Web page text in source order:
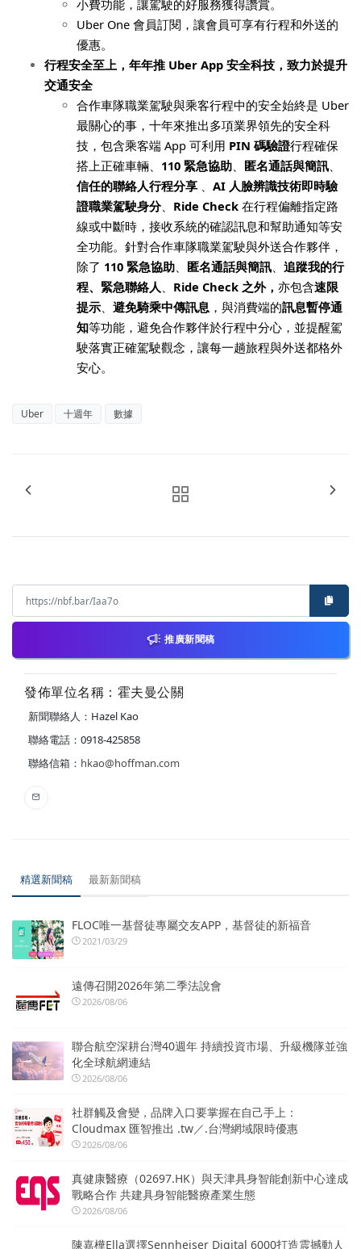
小費功能，讓駕駛的好服務獲得讚賞。
Uber One 會員訂閱，讓會員可享有行程和外送的
優惠。
行程安全至上，年年推 Uber App 安全科技，致力於提升
交通安全
合作車隊職業駕駛與乘客行程中的安全始終是 Uber
最關心的事，十年來推出多項業界領先的安全科
技，包含乘客端 App 可利用 PIN 碼驗證行程確保
搭上正確車輛、 110 緊急協助 匿名通話與簡訊
信任的聯絡人行程分享
AI 人臉辨識技術即時驗
證職業駕駛身分
Ride Check 在行程偏離指定路
線或中斷時，接收系統的確認訊息和幫助通知等安
全功能。針對合作車隊職業駕駛與外送合作夥伴，
除了 110 緊急協助 匿名通話與簡訊
追蹤我的行
程、緊急聯絡人
Ride Check 之外， 亦包含速限
提示
避免騎乘中傳訊息 ，與消費端的訊息暫停通
知等功能，避免合作夥伴於行程中分心，並提醒駕
駛落實正確駕駛觀念，讓每一趟旅程與外送都格外
安心。
Uber 十週年 數據
推廣新聞稿
發佈單位名稱：霍夫曼公關
新聞聯絡人：Hazel Kao
聯絡電話：0918-425858
聯絡信箱： hkao@hoffman.com
精選新聞稿 最新新聞稿
FLOC唯一基督徒專屬交友APP，基督徒的新福音
2021/03/29
遠傳召開2026年第二季法說會
2026/08/06
聯合航空深耕台灣40週年 持續投資市場、升級機隊並強
化全球航網連結
2026/08/06
社群觸及會變，品牌入口要掌握在自己手上：
Cloudmax 匯智推出 .tw／.台灣網域限時優惠
2026/08/06
真健康醫療（02697.HK）與天津具身智能創新中心達成
戰略合作 共建具身智能醫療產業生態
2026/08/06
陳嘉樺Ella選擇Sennheiser Digital 6000打造震撼動人